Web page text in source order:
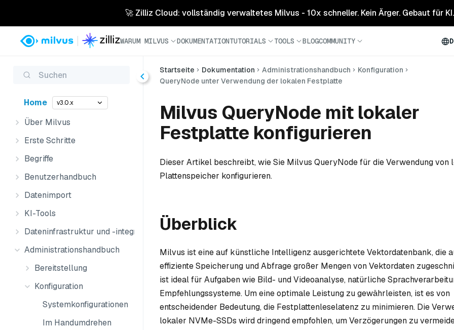
🚀 Zilliz Cloud: vollständig verwaltetes Milvus - 10x schneller. Kein Ärger. Gebaut für KI.
WARUM MILVUS DOKUMENTATIONTUTORIALS TOOLS BLOGCOMMUNITY
Suchen
Home v3.0.x
Über Milvus
Erste Schritte
Begriffe
Benutzerhandbuch
Datenimport
KI-Tools
Dateninfrastruktur und -integration
Administrationshandbuch
Bereitstellung
Konfiguration
Systemkonfigurationen
Im Handumdrehen
Startseite Dokumentation Administrationshandbuch
Konfiguration
QueryNode unter Verwendung der lokalen Festplatte
Milvus QueryNode mit lokaler
Festplatte konfigurieren
Dieser Artikel beschreibt, wie Sie Milvus QueryNode für die Verwendung von
Plattenspeicher konfigurieren.
Überblick
Milvus ist eine auf künstliche Intelligenz ausgerichtete Vektordatenbank, die
effiziente Speicherung und Abfrage großer Mengen von Vektordaten
ist ideal für Aufgaben wie Bild- und Videoanalyse, natürliche
Empfehlungssysteme. Um eine optimale Leistung zu gewährleisten, ist es von
entscheidender Bedeutung, die Festplattenleselatenz zu minimieren. Die
lokaler NVMe-SSDs wird dringend empfohlen, um Verzögerungen zu